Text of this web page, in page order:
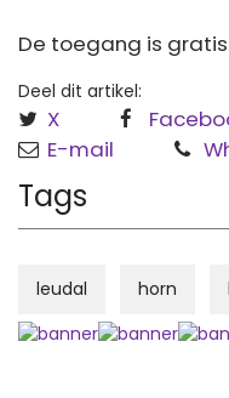
De toegang is
Deel dit artikel:
X
E-mail
Tags
leudal horn